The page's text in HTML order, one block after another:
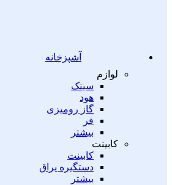
آشپزخانه
لوازم
سینک
هود
گاز رومیزی
فر
بیشتر
کابینت
کابینت
دستگیره یراق
بیشتر